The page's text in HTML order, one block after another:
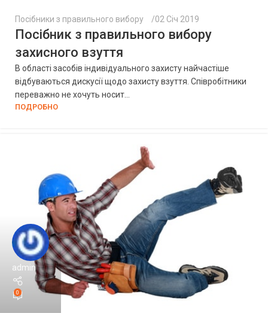
Посібники з правильного вибору 02 Січ 2019
Посібник з правильного вибору
захисного взуття
В області засобів індивідуального захисту найчастіше
відбуваються дискусії щодо захисту взуття. Співробітники
переважно не хочуть носит...
ПОДРОБНО
admin
0